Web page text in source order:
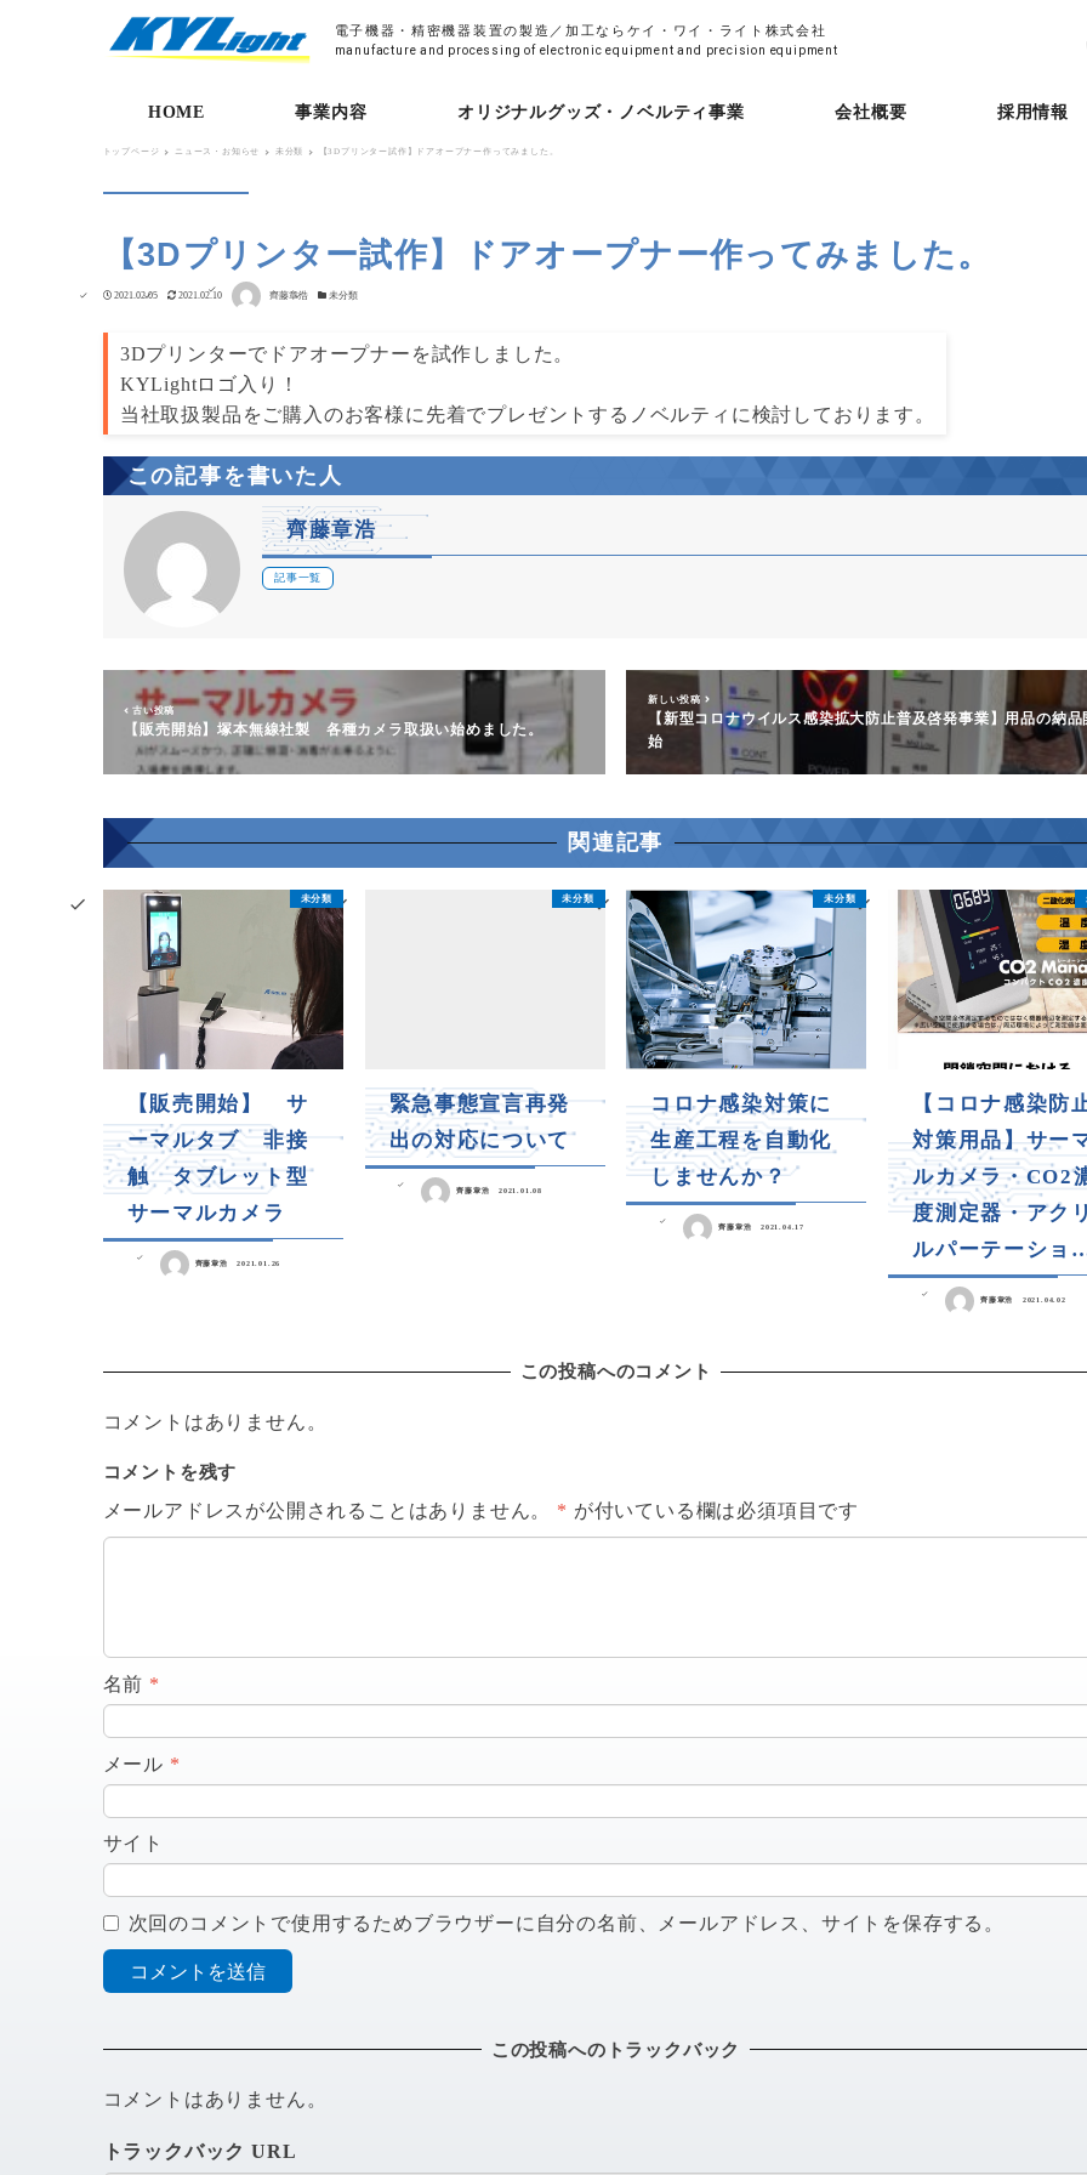
電子機器・精密機器装置の製造／加工ならケイ・ワイ・ライト株式会社
manufacture and processing of electronic equipment and precision equipment
HOME 事業内容 オリジナルグッズ・ノベルティ事業 会社概要 採用情報
トップページ ニュース・お知らせ 未分類 【3Dプリンター試作】ドアオープナー作ってみました。
【3Dプリンター試作】ドアオープナー作ってみました。
投稿日
2021.02.05 更新日
2021.02.10
著者
齊藤章浩 カテゴリー
未分類
3Dプリンターでドアオープナーを試作しました。
KYLightロゴ入り！
当社取扱製品をご購入のお客様に先着でプレゼントするノベルティに検討しております。
この記事を書いた人
齊藤章浩
記事一覧
古い投稿
【販売開始】塚本無線社製 各種カメラ取扱い始めました。
新しい投稿
【新型コロナウイルス感染拡大防止普及啓発事業】用品の納品
始
関連記事
未分類
【販売開始】 サ
ーマルタブ 非接
触 タブレット型
サーマルカメラ
齊藤章浩 2021.01.26
未分類
緊急事態宣言再発
出の対応について
齊藤章浩 2021.01.08
未分類
コロナ感染対策に
生産工程を自動化
しませんか？
齊藤章浩 2021.04.17
【コロナ感染防
対策用品】サー
ルカメラ・CO2
度測定器・アクリ
ルパーテーショ
齊藤章浩 2021.04.02
この投稿へのコメント
コメントはありません。
コメントを残す
メールアドレスが公開されることはありません。 * が付いている欄は必須項目です
名前 *
メール *
サイト
次回のコメントで使用するためブラウザーに自分の名前、メールアドレス、サイトを保存する。
この投稿へのトラックバック
コメントはありません。
トラックバック URL